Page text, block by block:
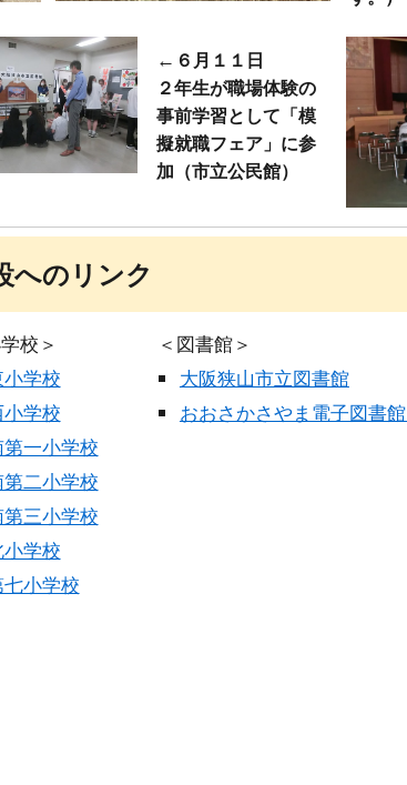
← ６月１１日
２年生が職場体験の
事前学習として「模
擬就職フェア」に参
加（市立公民館）
へのリンク
校 ＞
学校
学校
一小学校
二小学校
三小学校
学校
小学校
＜ 図書館＞
大阪狭山市立図書館
おおさかさやま電子図書館